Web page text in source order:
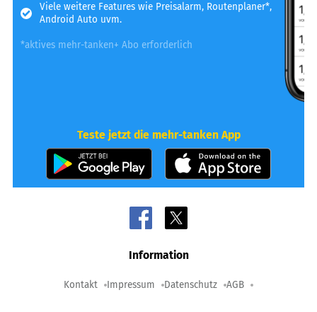
Viele weitere Features wie Preisalarm, Routenplaner*,
Android Auto uvm.
*aktives mehr-tanken+ Abo erforderlich
Teste jetzt die mehr-tanken App
Information
Kontakt Impressum Datenschutz AGB